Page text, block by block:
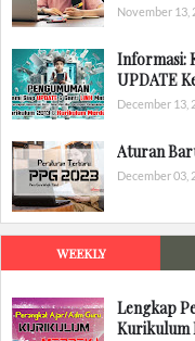
November 13,
Informasi:
UPDATE
December 13,
Aturan
December 03,
WEEKLY
Lengkap
Kurikulum